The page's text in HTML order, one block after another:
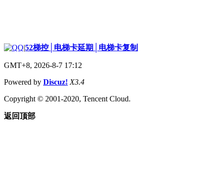
|52梯控│电梯卡延期│电梯卡复制
GMT+8, 2026-8-7 17:12
Powered by Discuz! X3.4
Copyright © 2001-2020, Tencent Cloud.
返回顶部